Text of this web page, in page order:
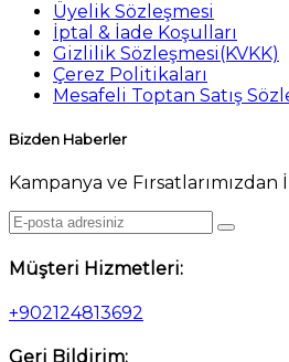
Üyelik Sözleşmesi
İptal & İade Koşulları
Gizlilik Sözleşmesi(KVKK)
Çerez Politikaları
Mesafeli Toptan Satış
Bizden Haberler
Kampanya ve
Müşteri Hizmetleri:
+902124813692
Geri Bildirim: